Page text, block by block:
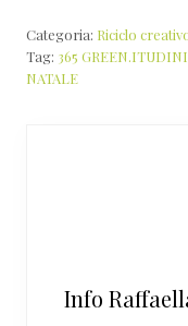
Categoria: Riciclo
Tag: 365 GREEN.ITUDINI
NATALE
Info